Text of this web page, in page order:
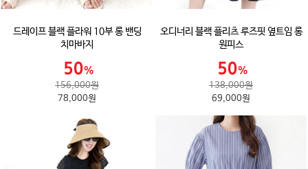
드레이프 블랙 플라워 10부 롱 밴딩
치마바지
156,000원
78,000원
오디너리 블랙 플리츠 루즈핏 옆트임 롱
원피스
138,000원
69,000원